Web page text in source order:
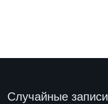
Случайные записи